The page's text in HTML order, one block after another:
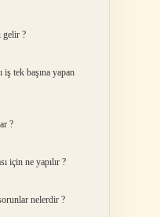
gelir ?
tek başına yapan
?
için ne yapılır ?
nelerdir ?